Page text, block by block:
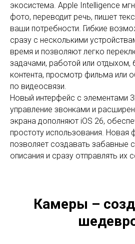
экосистема. Apple Intelligence
фото, переводит речь, пишет
ваши потребности. Гибкие
сразу с несколькими
время и позволяют легко
задачами, работой или отдыхом,
контента, просмотр фильма или
по видеосвязи.
Новый интерфейс с элементами
управление звонками и
экрана дополняют iOS 26,
простоту использования. Новая
позволяет создавать забавные
описания и сразу отправлять их
Камеры –